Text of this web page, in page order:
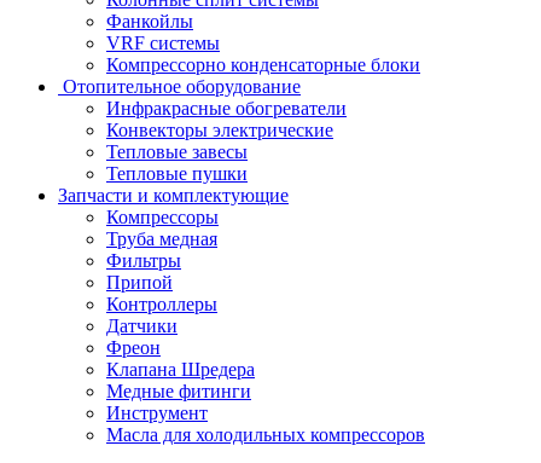
Фанкойлы
VRF системы
Компрессорно конденсаторные блоки
Отопительное оборудование
Инфракрасные обогреватели
Конвекторы электрические
Тепловые завесы
Тепловые пушки
Запчасти и комплектующие
Компрессоры
Труба медная
Фильтры
Припой
Контроллеры
Датчики
Фреон
Клапана Шредера
Медные фитинги
Инструмент
Масла для холодильных компрессоров